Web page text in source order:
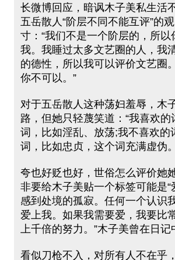
长微博回应，暗讽木子美私生活
五岳散人“阶层不同不能互评”的
寸：“我们不是一个阶层的，所以
我。我睡过太多文艺圈的人，我
的德性，所以我可以评价文艺圈
你不可以。”
对于五岳散人这种荡妇羞辱，木
路，但她只轻蔑笑道：“我喜欢的
词，比如淫乱、放荡;我不喜欢的
词，比如忠贞，这个词充满虚伪
夸也好贬也好，世俗怎么评价她
非要给木子美贴一个标签可能是“
感到处境的孤寂。任何一个认识
爱上我。如果我需要爱，我要比
上千倍的努力。”木子美曾在日记
看似刀枪不入，对所有人不在乎